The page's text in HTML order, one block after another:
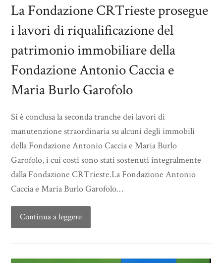
La Fondazione CRTrieste prosegue
i lavori di riqualificazione del
patrimonio immobiliare della
Fondazione Antonio Caccia e
Maria Burlo Garofolo
Si è conclusa la seconda tranche dei lavori di
manutenzione straordinaria su alcuni degli immobili
della Fondazione Antonio Caccia e Maria Burlo
Garofolo, i cui costi sono stati sostenuti integralmente
dalla Fondazione CRTrieste.La Fondazione Antonio
Caccia e Maria Burlo Garofolo…
Continua a leggere